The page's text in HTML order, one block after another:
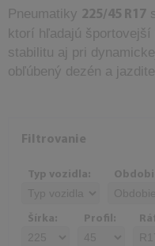
Pneumatiky 225/45 R17
ktorí hľadajú
stabilitu aj pri
obľúbený dezén a
Filtrovanie
Typ vozidla:
Šírka: Profil: